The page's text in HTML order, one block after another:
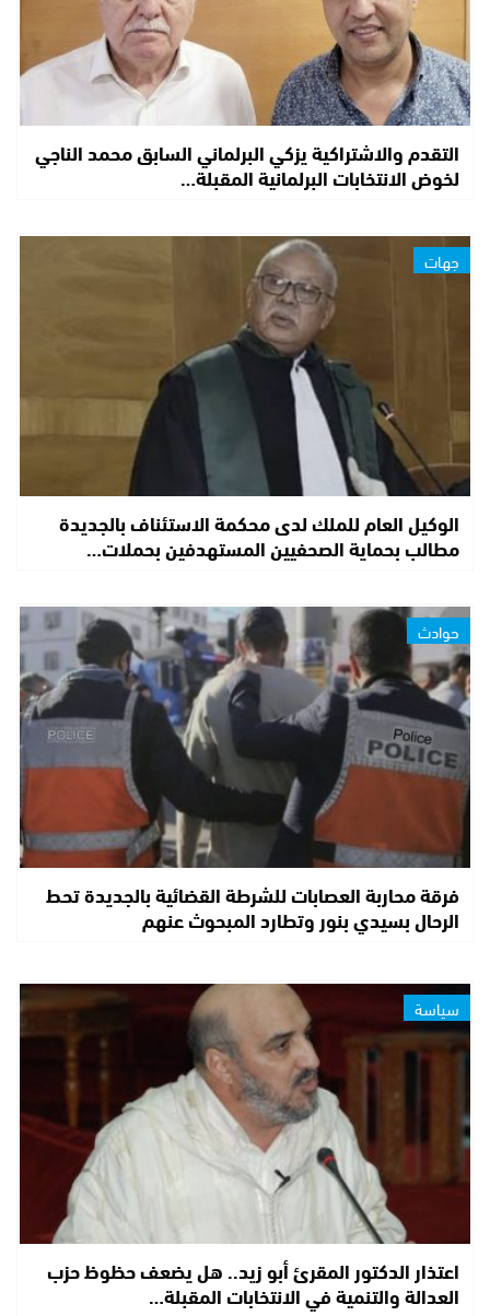
التقدم والاشتراكية يزكي البرلماني السابق محمد الناجي
لخوض الانتخابات البرلمانية المقبلة…
جهات
الوكيل العام للملك لدى محكمة الاستئناف بالجديدة
مطالب بحماية الصحفيين المستهدفين بحملات…
حوادث
فرقة محاربة العصابات للشرطة القضائية بالجديدة تحط
الرحال بسيدي بنور وتطارد المبحوث عنهم
سياسة
اعتذار الدكتور المقرئ أبو زيد.. هل يضعف حظوظ حزب
العدالة والتنمية في الانتخابات المقبلة…